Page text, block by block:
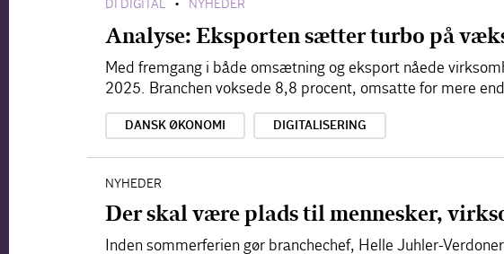
DI DIGITAL • NYHEDER
Analyse: Eksporten sætter turbo på
Med fremgang i både omsætning og eksport nåede
2025. Branchen voksede 8,8 procent, omsatte for mere
DANSK ØKONOMI DIGITALISERING
NYHEDER
Der skal være plads til mennesker,
Inden sommerferien gør branchechef, Helle Juhler-